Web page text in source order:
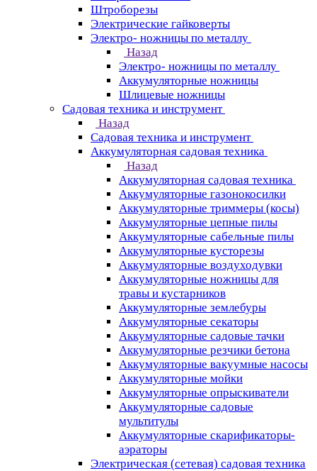
Штроборезы
Электрические гайковерты
Электро- ножницы по металлу
Назад
Электро- ножницы по металлу
Аккумуляторные ножницы
Шлицевые ножницы
Cадовая техника и инструмент
Назад
Cадовая техника и инструмент
Аккумуляторная садовая техника
Назад
Аккумуляторная садовая техника
Аккумуляторные газонокосилки
Аккумуляторные триммеры (косы)
Аккумуляторные цепные пилы
Аккумуляторные сабельные пилы
Аккумуляторные кусторезы
Аккумуляторные воздуходувки
Аккумуляторные ножницы для
травы и кустарников
Аккумуляторные землебуры
Аккумуляторные секаторы
Аккумуляторные садовые тачки
Аккумуляторные резчики бетона
Аккумуляторные вакуумные насосы
Аккумуляторные мойки
Аккумуляторные опрыскиватели
Аккумуляторные садовые
мультитулы
Аккумуляторные скарификаторы-
аэраторы
Электрическая (сетевая) садовая техника